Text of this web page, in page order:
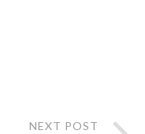
NEXT POST